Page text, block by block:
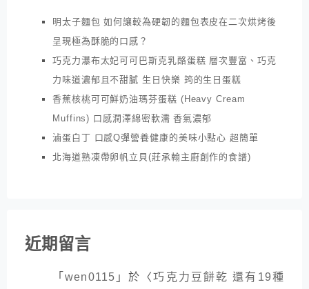
明太子麵包 如何讓較為硬韌的麵包表皮在二次烘烤後
呈現極為酥脆的口感？
巧克力瀑布太妃可可巴斯克乳酪蛋糕 層次豐富、巧克
力味道濃郁且不甜膩 生日快樂 筠的生日蛋糕
香蕉核桃可可鮮奶油瑪芬蛋糕 (Heavy Cream
Muffins) 口感潤澤綿密軟濡 香氣濃郁
滷蛋白丁 口感Q彈營養健康的美味小點心 超簡單
北海道熟凍帶卵帆立貝(莊承翰主廚創作的食譜)
近期留言
「wen0115 」於〈巧克力豆餅乾 還有19種